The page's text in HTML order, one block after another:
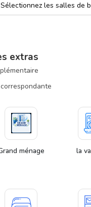
extras
ménage la